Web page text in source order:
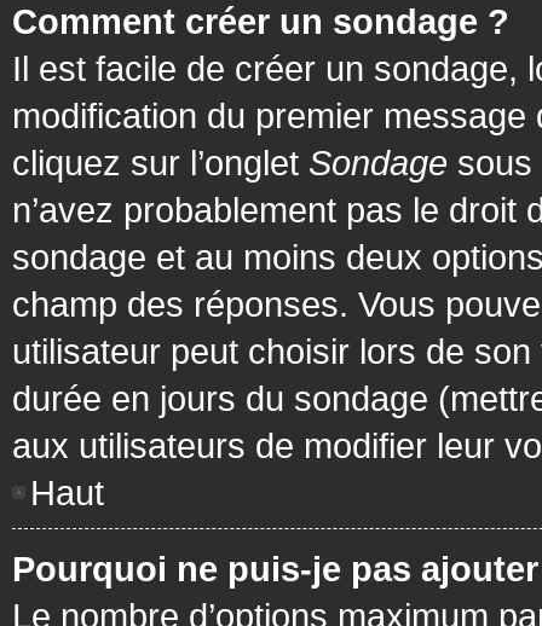
Comment créer un sondage ?
Il est facile de créer un sondage,
modification du premier
cliquez sur l’onglet Sondage sous
n’avez probablement pas le
sondage et au moins deux
champ des réponses. Vous
utilisateur peut choisir lors de
durée en jours du sondage
aux utilisateurs de modifier leur
Haut
Pourquoi ne puis-je pas
Le nombre d’options maximum